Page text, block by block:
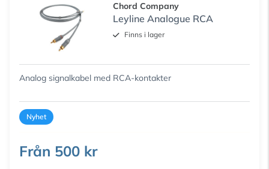
Chord Company
Leyline Analogue RCA
Finns i lager
Analog signalkabel med RCA-kontakter
Nyhet
Från 500 kr